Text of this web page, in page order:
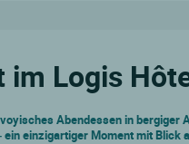
Logis
Abendessen in
einzigartiger Moment mit